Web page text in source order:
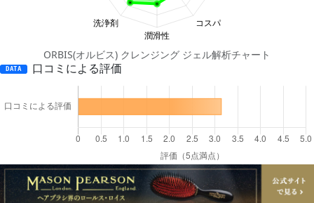
ORBIS(オルビス) クレンジング ジェル解析チャート
DATA 口コミによる評価